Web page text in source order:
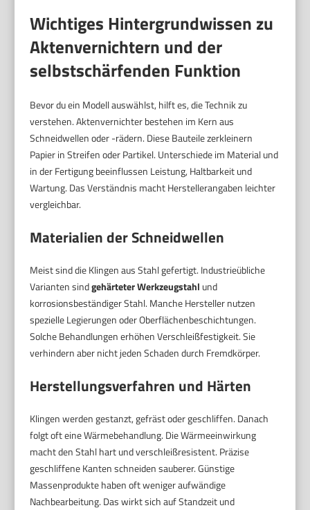
Wichtiges Hintergrundwissen zu
Aktenvernichtern und der
selbstschärfenden Funktion
Bevor du ein Modell auswählst, hilft es, die Technik zu
verstehen. Aktenvernichter bestehen im Kern aus
Schneidwellen oder -rädern. Diese Bauteile zerkleinern
Papier in Streifen oder Partikel. Unterschiede im Material und
in der Fertigung beeinflussen Leistung, Haltbarkeit und
Wartung. Das Verständnis macht Herstellerangaben leichter
vergleichbar.
Materialien der Schneidwellen
Meist sind die Klingen aus Stahl gefertigt. Industrieübliche
Varianten sindgehärteter Werkzeugstahl und
korrosionsbeständiger Stahl. Manche Hersteller nutzen
spezielle Legierungen oder Oberflächenbeschichtungen.
Solche Behandlungen erhöhen Verschleißfestigkeit. Sie
verhindern aber nicht jeden Schaden durch Fremdkörper.
Herstellungsverfahren und Härten
Klingen werden gestanzt, gefräst oder geschliffen. Danach
folgt oft eine Wärmebehandlung. Die Wärmeeinwirkung
macht den Stahl hart und verschleißresistent. Präzise
geschliffene Kanten schneiden sauberer. Günstige
Massenprodukte haben oft weniger aufwändige
Nachbearbeitung. Das wirkt sich auf Standzeit und